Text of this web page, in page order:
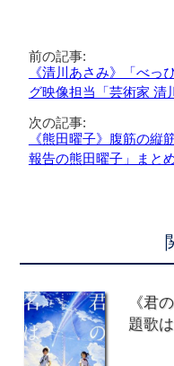
前の記事:
《清川あさみ》「べっ
グ映像担当「芸術家 清
次の記事:
《熊田曜子》腹筋の縦
報告の熊田曜子」まと
《君
題歌